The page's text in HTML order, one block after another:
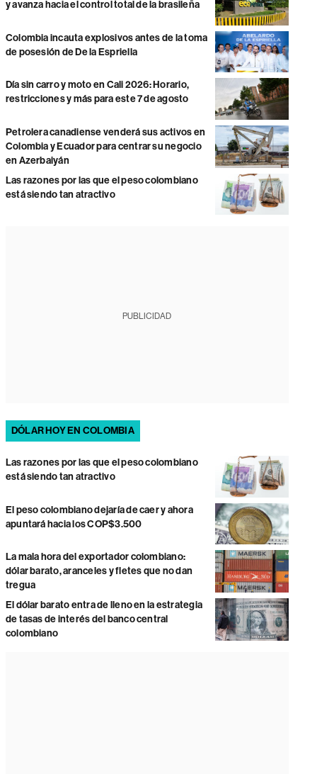
y avanza hacia el control total de la brasileña
Colombia incauta explosivos antes de la toma
de posesión de De la Espriella
Día sin carro y moto en Cali 2026: Horario,
restricciones y más para este 7 de agosto
Petrolera canadiense venderá sus activos en
Colombia y Ecuador para centrar su negocio
en Azerbaiyán
Las razones por las que el peso colombiano
está siendo tan atractivo
PUBLICIDAD
DÓLAR HOY EN COLOMBIA
Las razones por las que el peso colombiano
está siendo tan atractivo
El peso colombiano dejaría de caer y ahora
apuntará hacia los COP$3.500
La mala hora del exportador colombiano:
dólar barato, aranceles y fletes que no dan
tregua
El dólar barato entra de lleno en la estrategia
de tasas de interés del banco central
colombiano